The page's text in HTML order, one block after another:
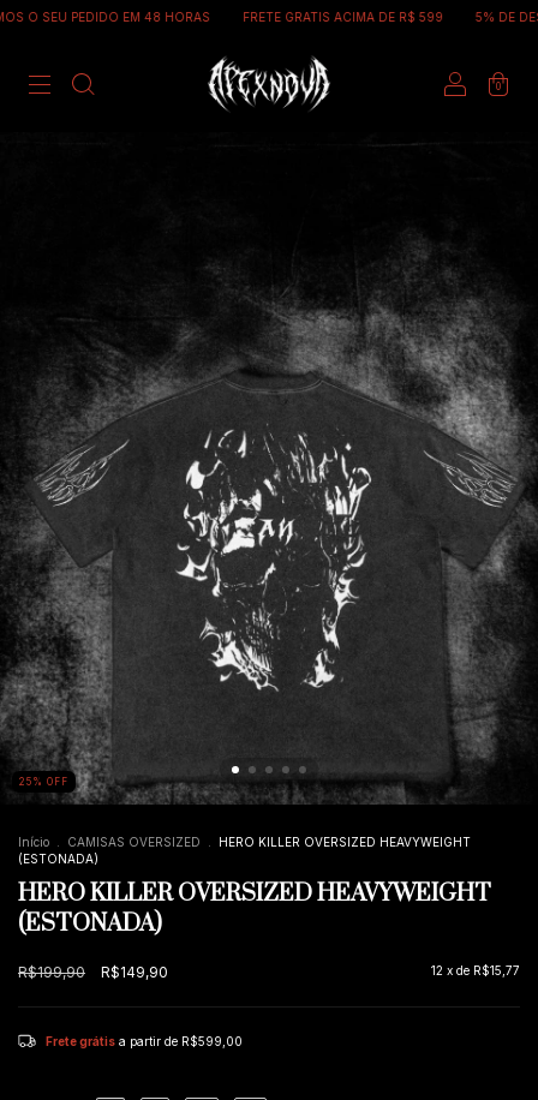
EM 48 HORAS FRETE GRATIS ACIMA DE R$ 599 5% DE DESCONTO
0
25 % OFF
Início CAMISAS OVERSIZED
HERO KILLER OVERSIZED HEAVYWEIGHT
(ESTONADA)
HERO KILLER OVERSIZED HEAVYWEIGHT
(ESTONADA)
R$199,90 R$149,90 12 x de R$15,77
Frete grátis a partir de R$599,00